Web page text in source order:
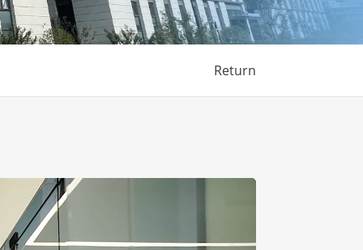
Return